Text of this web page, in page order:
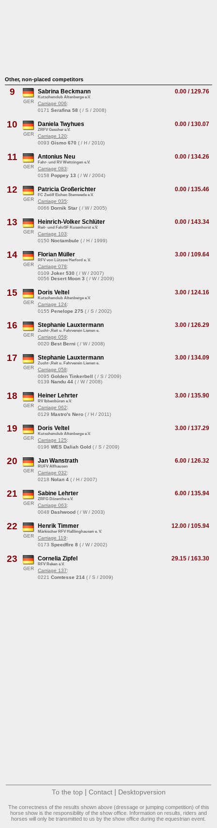
Other, non-placed competitors
9
GER
0.00 / 129.76
Sabrina Beckmann
Kutschenclub Altenberge e.V.
Carriage 006:
0171 Serafina 58 ( / S / 2008)
10
GER
0.00 / 130.07
Daniela Twyhues
ZRFV Gescher e.V.
Carriage 120:
0093 Gismo 670 ( / H / 2010)
11
GER
0.00 / 134.26
Antonius Neu
Fahr- und RV Wettringen e.V.
Carriage 083:
0158 Poppey 13 ( / W / 2004)
12
GER
0.00 / 135.46
Patricia Großerichter
FC Zwölf Eichen Stemwede e.V.
Carriage 035:
0066 Dornik Star ( / W / 2005)
13
GER
0.00 / 143.34
Heinrich-Volker Schlüter
Reit- und FahrSF Kusenhorst e.V.
Carriage 103:
0150 Noctambule ( / H / 1999)
14
GER
3.00 / 109.64
Florian Müller
RFV von Lützow Herford e. V.
Carriage 078:
0109 Joker 530 ( / W / 2007)
0056 Desert Moon 3 ( / W / 2009)
15
GER
3.00 / 124.16
Doris Veltel
Kutschenclub Altenberge e.V.
Carriage 124:
0155 Penelope 275 ( / S / 2002)
16
GER
3.00 / 126.29
Stephanie Lauxtermann
Zucht-,Reit u. Fahrverein Lienen e.
Carriage 059:
0020 Best Berni ( / W / 2008)
17
GER
3.00 / 134.09
Stephanie Lauxtermann
Zucht-,Reit u. Fahrverein Lienen e.
Carriage 058:
0095 Golden Tinkerbell ( / S / 2009)
0139 Nandu 44 ( / W / 2008)
18
GER
3.00 / 135.90
Heiner Lehrter
RV Ibbenbüren e.V.
Carriage 062:
0129 Mastro's Nero ( / H / 2011)
19
GER
3.00 / 137.29
Doris Veltel
Kutschenclub Altenberge e.V.
Carriage 125:
0196 WES Daliah Gold ( / S / 2009)
20
GER
6.00 / 126.32
Jan Wanstrath
RUFV Alfhausen
Carriage 032:
0218 Nolan 4 ( / H / 2007)
21
GER
6.00 / 135.94
Sabine Lehrter
ZRFG Dörenthe e.V.
Carriage 063:
0048 Dashwood ( / W / 2003)
22
GER
12.00 / 105.94
Henrik Timmer
Märkischer RFV Haßlinghausen e. V.
Carriage 119:
0173 Speedfire 8 ( / W / 2002)
23
GER
29.15 / 163.30
Cornelia Zipfel
RFV Reken e.V.
Carriage 137:
0221 Comtesse 214 ( / S / 2009)
To the top | Contact | Desktopversion
The correctness of the results shown above (dressage or jumping competition) of this
horse show is the responsibility of the show office. Information on results, riders and
horses will only be transmitted to us by the show office during the equestrian event.